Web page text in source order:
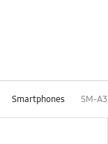
Smartphones SM-